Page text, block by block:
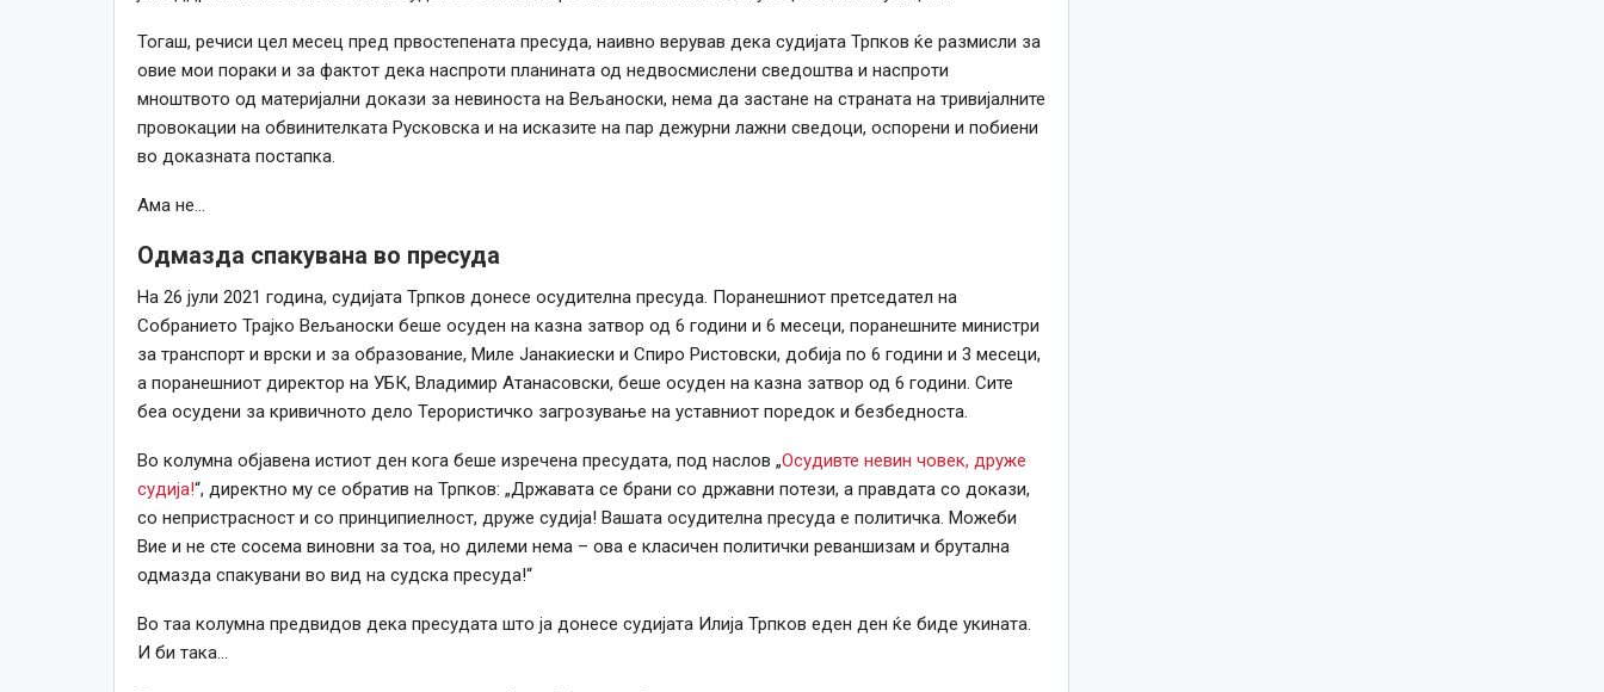
Тогаш, речиси цел месец пред првостепената пресуда, наивно верував дека судијата Трпков ќе размисли за
овие мои пораки и за фактот дека наспроти планината од недвосмислени сведоштва и наспроти
мноштвото од материјални докази за невиноста на Вељаноски, нема да застане на страната на тривијалните
провокации на обвинителката Русковска и на исказите на пар дежурни лажни сведоци, оспорени и побиени
во доказната постапка.
Ама не…
Одмазда спакувана во пресуда
На 26 јули 2021 година, судијата Трпков донесе осудителна пресуда. Поранешниот претседател на
Собранието Трајко Вељаноски беше осуден на казна затвор од 6 години и 6 месеци, поранешните министри
за транспорт и врски и за образование, Миле Јанакиески и Спиро Ристовски, добија по 6 години и 3 месеци,
а поранешниот директор на УБК, Владимир Атанасовски, беше осуден на казна затвор од 6 години. Сите
беа осудени за кривичното дело Терористичко загрозување на уставниот поредок и безбедноста.
Во колумна објавена истиот ден кога беше изречена пресудата, под наслов „Осудивте невин човек, друже
судија!“, директно му се обратив на Трпков: „Државата се брани со државни потези, а правдата со докази,
со непристрасност и со принципиелност, друже судија! Вашата осудителна пресуда е политичка. Можеби
Вие и не сте сосема виновни за тоа, но дилеми нема – ова е класичен политички реваншизам и брутална
одмазда спакувани во вид на судска пресуда!“
Во таа колумна предвидов дека пресудата што ја донесе судијата Илија Трпков еден ден ќе биде укината.
И би така…